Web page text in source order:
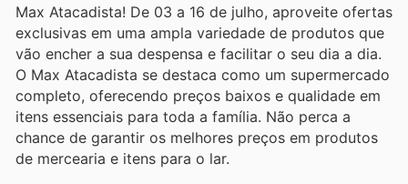
Max Atacadista! De 03 a 16 de julho, aproveite ofertas
exclusivas em uma ampla variedade de produtos que
vão encher a sua despensa e facilitar o seu dia a dia.
O Max Atacadista se destaca como um supermercado
completo, oferecendo preços baixos e qualidade em
itens essenciais para toda a família. Não perca a
chance de garantir os melhores preços em produtos
de mercearia e itens para o lar.